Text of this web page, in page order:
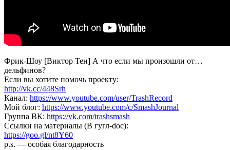
Фрик-Шоу [Виктор Тен] А что если мы произошли от…
дельфинов?
Если вы хотите помочь проекту:
http://vk.cc/448Srh
Канал: https://www.youtube.com/user/TrashRecord
Мой блог: https://www.youtube.com/c/SmashJournal
Группа ВК: https://vk.com/trashsmash
Ссылки на материалы (В гугл-doc):
https://goo.gl/nt8Y60
p.s. — особая благодарность